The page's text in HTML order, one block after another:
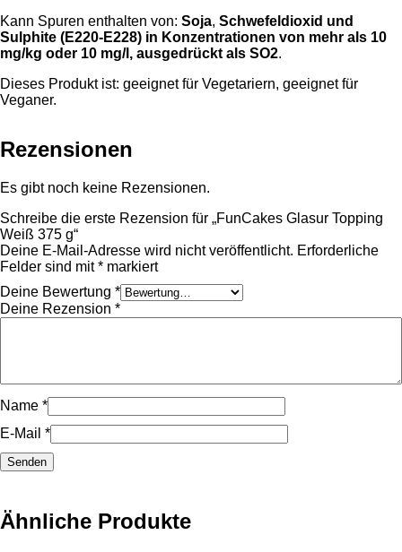
Kann Spuren enthalten von: Soja, Schwefeldioxid und
Sulphite (E220-E228) in Konzentrationen von mehr als 10
mg/kg oder 10 mg/l, ausgedrückt als SO2.
Dieses Produkt ist: geeignet für Vegetariern, geeignet für
Veganer.
Rezensionen
Es gibt noch keine Rezensionen.
Schreibe die erste Rezension für „FunCakes Glasur Topping
Weiß 375 g“
Deine E-Mail-Adresse wird nicht veröffentlicht. Erforderliche
Felder sind mit* markiert
Deine Bewertung *
Deine Rezension *
Name *
E-Mail *
Ähnliche Produkte